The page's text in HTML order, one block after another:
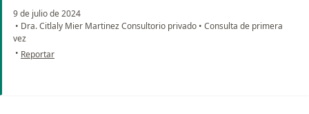
9 de julio de 2024
• Dra. Citlaly Mier Martinez Consultorio privado • Consulta de primera
vez
• en opinión del usuario Ros Ramos
Reportar